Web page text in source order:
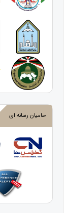
حامیان رسانه ای